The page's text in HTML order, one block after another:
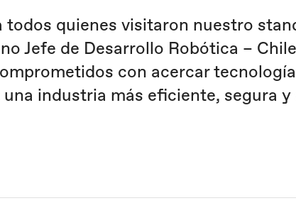
todos quienes visitaron nuestro
Jefe de Desarrollo Robótica –
con acercar
industria más eficiente, segura